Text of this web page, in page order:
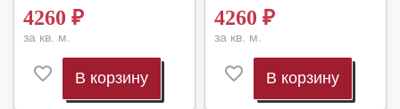
4260 ₽
за кв. м.
В корзину
4260 ₽
за кв. м.
В корзину